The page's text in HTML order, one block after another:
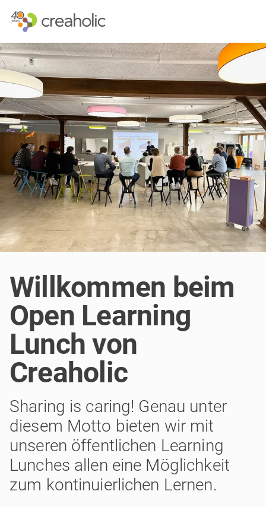
RELEVANCE
CHANGE
FUTURE PROOFING
FUTURE
CUSTOMER
KULTUR
Willkommen beim
Open Learning
Lunch von
Creaholic
Sharing is caring! Genau unter
diesem Motto bieten wir mit
unseren öffentlichen Learning
Lunches allen eine Möglichkeit
zum kontinuierlichen Lernen.